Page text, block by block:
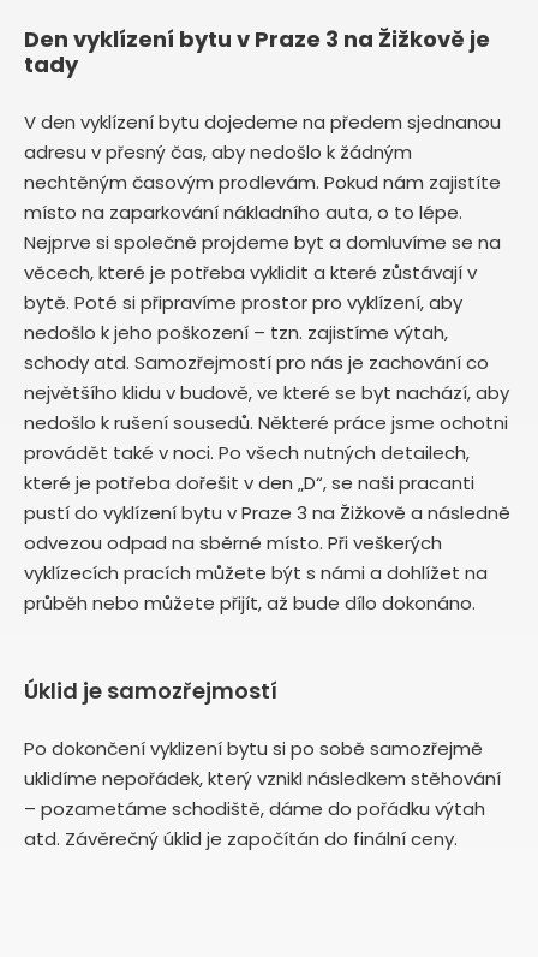
Den vyklízení bytu v Praze 3 na Žižkově je
tady
V den vyklízení bytu dojedeme na předem sjednanou
adresu v přesný čas, aby nedošlo k žádným
nechtěným časovým prodlevám. Pokud nám zajistíte
místo na zaparkování nákladního auta, o to lépe.
Nejprve si společně projdeme byt a domluvíme se na
věcech, které je potřeba vyklidit a které zůstávají v
bytě. Poté si připravíme prostor pro vyklízení, aby
nedošlo k jeho poškození – tzn. zajistíme výtah,
schody atd. Samozřejmostí pro nás je zachování co
největšího klidu v budově, ve které se byt nachází, aby
nedošlo k rušení sousedů. Některé práce jsme ochotni
provádět také v noci. Po všech nutných detailech,
které je potřeba dořešit v den „D“, se naši pracanti
pustí do vyklízení bytu v Praze 3 na Žižkově a následně
odvezou odpad na sběrné místo. Při veškerých
vyklízecích pracích můžete být s námi a dohlížet na
průběh nebo můžete přijít, až bude dílo dokonáno.
Úklid je samozřejmostí
Po dokončení vyklizení bytu si po sobě samozřejmě
uklidíme nepořádek, který vznikl následkem stěhování
– pozametáme schodiště, dáme do pořádku výtah
atd. Závěrečný úklid je započítán do finální ceny.